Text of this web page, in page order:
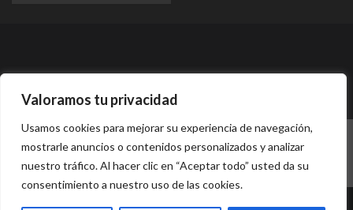
Valoramos tu privacidad
Usamos cookies para mejorar su experiencia de navegación,
mostrarle anuncios o contenidos personalizados y analizar
nuestro tráfico. Al hacer clic en “Aceptar todo” usted da su
consentimiento a nuestro uso de las cookies.
Quienes somos Contacto
Política de cookies
Términos y condiciones
Politicas de Privacidad